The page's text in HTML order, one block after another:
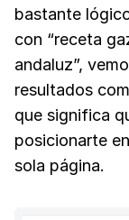
bastante
con “receta
andaluz”,
resultados
que significa
posicionarte
sola página.